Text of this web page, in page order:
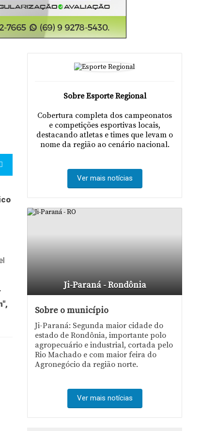
Sobre Esporte Regional
Cobertura completa dos campeonatos
e competições esportivas locais,
destacando atletas e times que levam o
nome da região ao cenário nacional.
Ver mais notícias
Ji-Paraná - Rondônia
Sobre o município
Ji-Paraná: Segunda maior cidade do
estado de Rondônia, importante polo
agropecuário e industrial, cortada pelo
Rio Machado e com maior feira do
Agronegócio da região norte.
Ver mais notícias